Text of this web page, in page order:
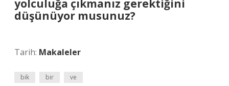
yolculuğa çıkmanız gerektiğini
düşünüyor musunuz?
Tarih: Makaleler
bik bir ve